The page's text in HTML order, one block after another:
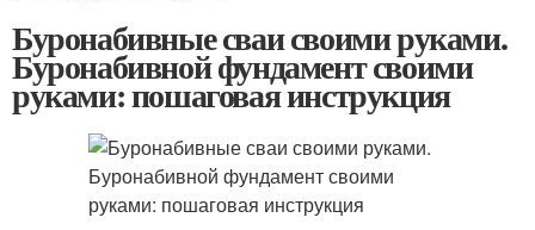
Буронабивные сваи своими руками.
Буронабивной фундамент своими
руками: пошаговая инструкция